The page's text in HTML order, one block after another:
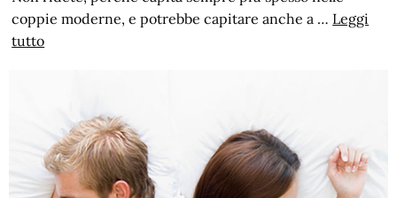
coppie moderne, e potrebbe capitare anche a … Leggi
tutto